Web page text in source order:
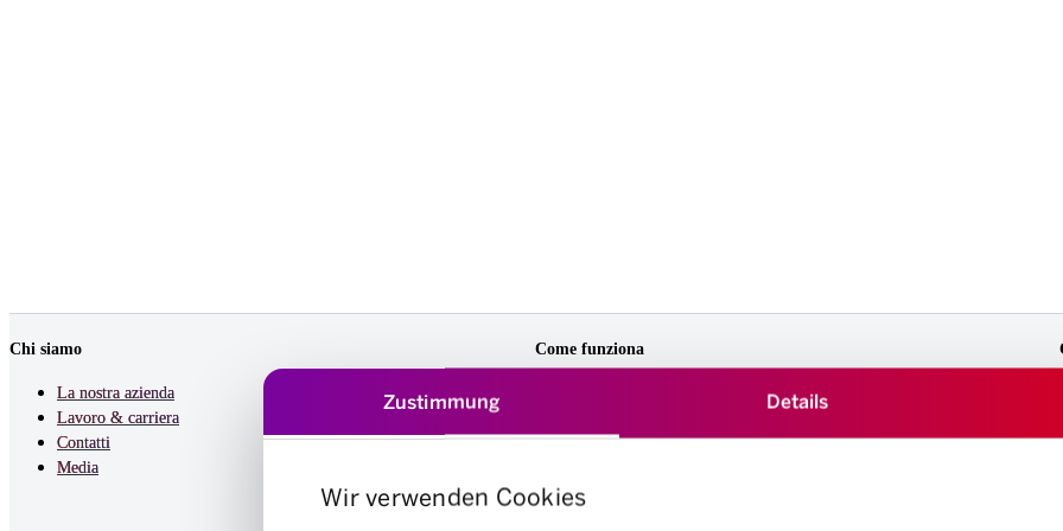
Zustimmung Details
Wir verwenden Cookies
Chi siamo
La nostra azienda
Lavoro & carriera
Contatti
Media
Come funziona
Veicoli
Fair play & tariffe